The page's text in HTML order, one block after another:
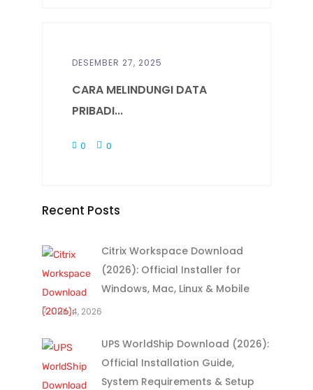
DESEMBER 27, 2025
CARA MELINDUNGI DATA
PRIBADI...
0 0
Recent Posts
Citrix Workspace Download
(2026): Official Installer for
Windows, Mac, Linux & Mobile
Juli 14, 2026
UPS WorldShip Download (2026):
Official Installation Guide,
System Requirements & Setup